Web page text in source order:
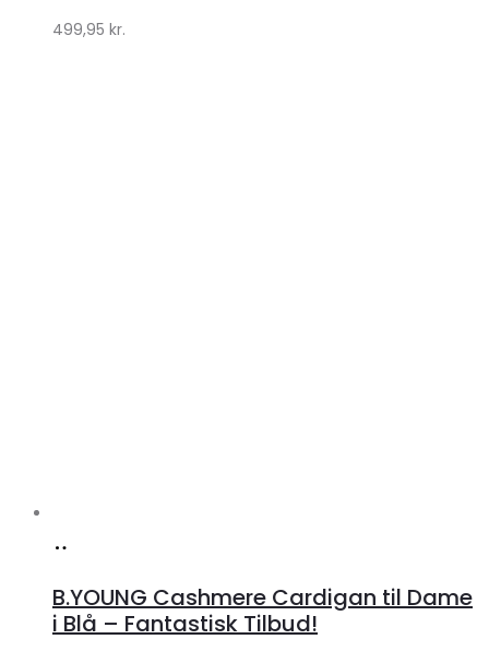
499,95 kr.
Klædeskabet.dk
B.YOUNG Cashmere Cardigan til Dame
i Blå – Fantastisk Tilbud!